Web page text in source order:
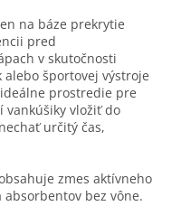
na báze prekrytie
pred
v skutočnosti
športovej výstroje
prostredie pre
vankúšiky vložiť do
určitý čas,
zmes aktívneho
bez vône.